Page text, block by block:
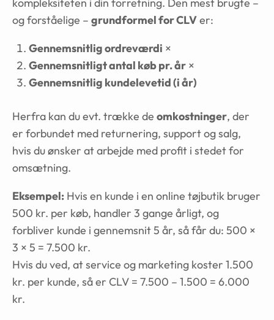
og forståelige – grundformel for CLVer:
Gennemsnitlig ordreværdi ×
Gennemsnitligt antal køb pr. år ×
Gennemsnitlig kundelevetid (i år)
Herfra kan du evt. trække de omkostninger, der
er forbundet med returnering, support og salg,
hvis du ønsker at arbejde med profit i stedet for
omsætning.
Eksempel: Hvis en kunde i en online tøjbutik bruger
500 kr. per køb, handler 3 gange årligt, og
forbliver kunde i gennemsnit 5 år, så får du: 500 ×
3 × 5 = 7.500 kr.
Hvis du ved, at service og marketing koster 1.500
kr. per kunde, så er CLV = 7.500 – 1.500 = 6.000
kr.